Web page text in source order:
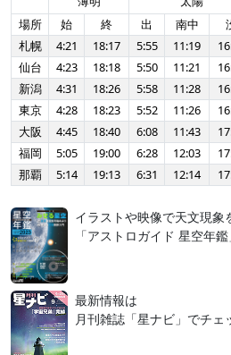
場所
始 終 出 南中
札幌
4:21 18:17 5:55 11:19
仙台
4:23 18:18 5:50 11:21
新潟
4:31 18:26 5:58 11:28
東京
4:28 18:23 5:52 11:26
大阪
4:45 18:40 6:08 11:43
福岡
5:05 19:00 6:28 12:03
那覇
5:14 19:13 6:31 12:14
イラストや映像で天文現象
「アストロガイド 星空年鑑
最新情報は
月刊雑誌「星ナビ」でチェ